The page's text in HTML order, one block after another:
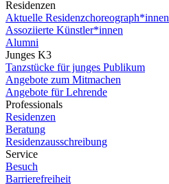
Residenzen
Aktuelle Residenzchoreograph*innen
Assoziierte Künstler*innen
Alumni
Junges K3
Tanzstücke für junges Publikum
Angebote zum Mitmachen
Angebote für Lehrende
Professionals
Residenzen
Beratung
Residenzausschreibung
Service
Besuch
Barrierefreiheit